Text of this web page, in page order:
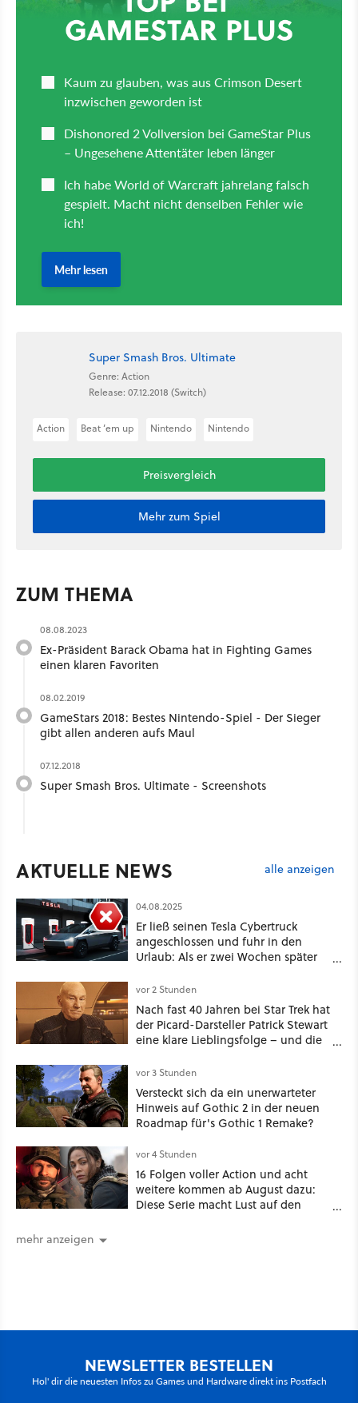
Super Smash Bros. Ultimate
Genre: Action
Release: 07.12.2018 (Switch)
Action Beat ’em up Nintendo Nintendo
Preisvergleich
Mehr zum Spiel
ZUM THEMA
08.08.2023
Ex-Präsident Barack Obama hat in Fighting Games
einen klaren Favoriten
08.02.2019
GameStars 2018: Bestes Nintendo-Spiel - Der Sieger
gibt allen anderen aufs Maul
07.12.2018
Super Smash Bros. Ultimate - Screenshots
AKTUELLE NEWS alle anzeigen
04.08.2025
Er ließ seinen Tesla Cybertruck
angeschlossen und fuhr in den
Urlaub: Als er zwei Wochen später
mehr an
vor 2 Stunden
Nach fast 40 Jahren bei Star Trek hat
der Picard-Darsteller Patrick Stewart
eine klare Lieblingsfolge – und die
vor 3 Stunden
Versteckt sich da ein unerwarteter
Hinweis auf Gothic 2 in der neuen
Roadmap für's Gothic 1 Remake?
vor 4 Stunden
16 Folgen voller Action und acht
weitere kommen ab August dazu:
Diese Serie macht Lust auf den
mehr anzeigen
NEWSLETTER BESTELLEN
Hol' dir die neuesten Infos zu Games und Hardware direkt ins Postfach